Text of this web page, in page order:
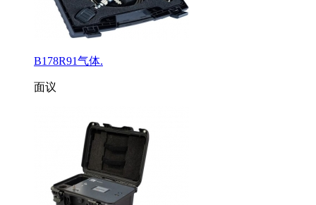
B178R91气体.
面议